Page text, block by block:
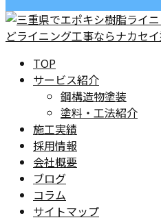
TOP
サービス紹介
鋼構造物塗装
塗料・工法紹介
施工実績
採用情報
会社概要
ブログ
コラム
サイトマップ